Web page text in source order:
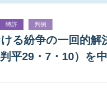
特許 判例
る紛争の一回的
平29・7・10）を